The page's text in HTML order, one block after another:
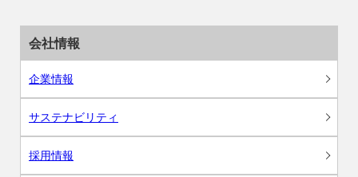
会社情報
企業情報
サステナビリティ
採用情報